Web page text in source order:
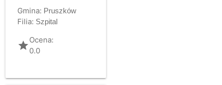
Gmina: Pruszków
Filia: Szpital
gradeOcena:
0.0